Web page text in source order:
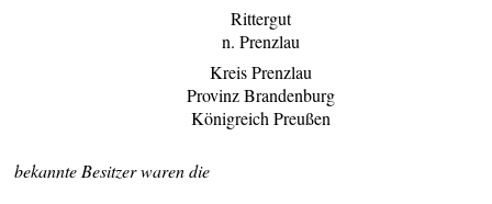
Rittergut
n. Prenzlau
Kreis Prenzlau
Provinz Brandenburg
Königreich Preußen
bekannte Besitzer waren die